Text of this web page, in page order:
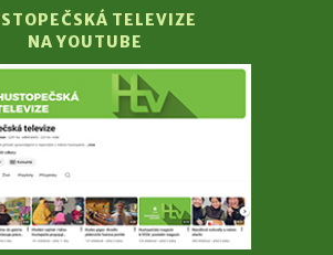
TELEVIZE
NA YOUTUBE